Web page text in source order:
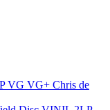
Chris de